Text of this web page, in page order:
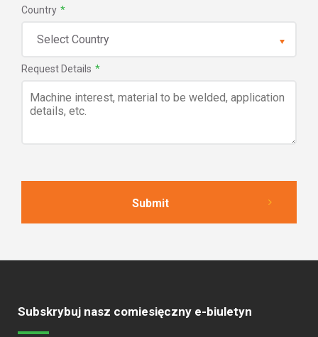
Country *
Request Details *
Subskrybuj nasz comiesięczny e-biuletyn